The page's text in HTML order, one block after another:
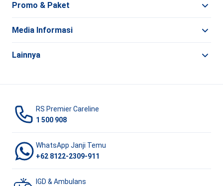
Promo & Paket
Media Informasi
Lainnya
RS Premier Careline
1 500 908
WhatsApp Janji Temu
+62 8122-2309-911
IGD & Ambulans